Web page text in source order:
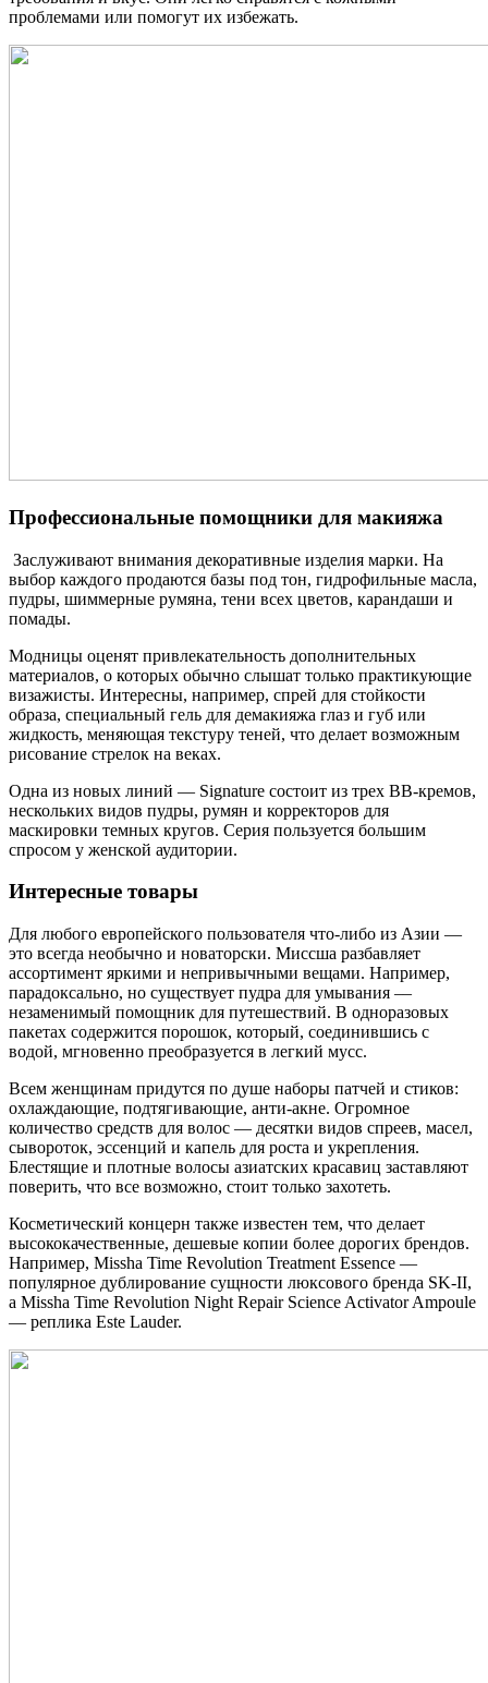
проблемами или помогут их избежать.
Профессиональные помощники для макияжа
Заслуживают внимания декоративные изделия марки. На
выбор каждого продаются базы под тон, гидрофильные масла,
пудры, шиммерные румяна, тени всех цветов, карандаши и
помады.
Модницы оценят привлекательность дополнительных
материалов, о которых обычно слышат только практикующие
визажисты. Интересны, например, спрей для стойкости
образа, специальный гель для демакияжа глаз и губ или
жидкость, меняющая текстуру теней, что делает возможным
рисование стрелок на веках.
Одна из новых линий — Signature состоит из трех BB-кремов,
нескольких видов пудры, румян и корректоров для
маскировки темных кругов. Серия пользуется большим
спросом у женской аудитории.
Интересные товары
Для любого европейского пользователя что-либо из Азии —
это всегда необычно и новаторски. Миссша разбавляет
ассортимент яркими и непривычными вещами. Например,
парадоксально, но существует пудра для умывания ––
незаменимый помощник для путешествий. В одноразовых
пакетах содержится порошок, который, соединившись с
водой, мгновенно преобразуется в легкий мусс.
Всем женщинам придутся по душе наборы патчей и стиков:
охлаждающие, подтягивающие, анти-акне. Огромное
количество средств для волос — десятки видов спреев, масел,
сывороток, эссенций и капель для роста и укрепления.
Блестящие и плотные волосы азиатских красавиц заставляют
поверить, что все возможно, стоит только захотеть.
Косметический концерн также известен тем, что делает
высококачественные, дешевые копии более дорогих брендов.
Например, Missha Time Revolution Treatment Essence —
популярное дублирование сущности люксового бренда SK-II,
а Missha Time Revolution Night Repair Science Activator Ampoule
— реплика Este Lauder.